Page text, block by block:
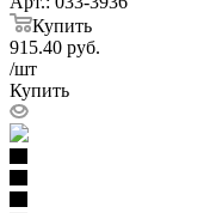
Купить
915.40 руб.
/шт
Купить